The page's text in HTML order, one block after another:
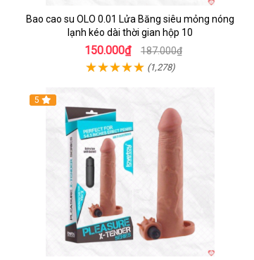
Bao cao su OLO 0.01 Lửa Băng siêu mỏng nóng
lạnh kéo dài thời gian hộp 10
150.000₫ 187.000₫
(1,278)
5